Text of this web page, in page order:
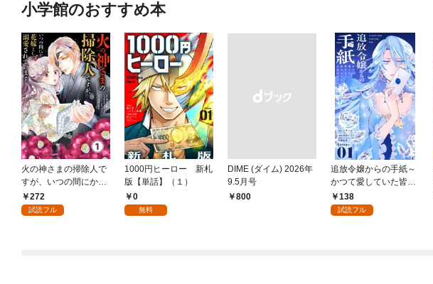
小学館のおすすめ本
火の神さまの掃除人で
すが、いつの間にか花
嫁として溺愛されてい
ます【単話】（１）
272
試読フル
1000円ヒーロー 新札
版【単話】（１）
0
無料
DIME (ダイム) 2026年
9.5月号
￥800
追放令嬢からの手紙～
かつて愛していた皆さ
まへ 私のことなどお忘
れですか？～【単話】
138
試読フル